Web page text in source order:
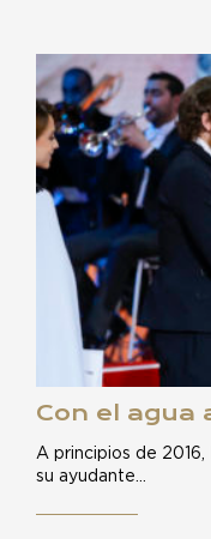
Con el agua
A principios de
su ayudante…